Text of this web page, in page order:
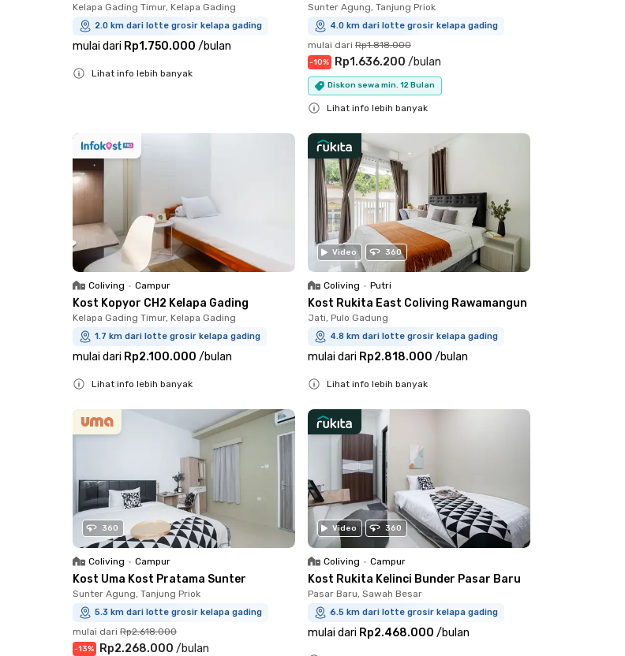
Kelapa Gading Timur, Kelapa Gading
2.0 km dari lotte grosir kelapa gading
mulai dari Rp1.750.000 /bulan
Lihat info lebih banyak
Sunter Agung, Tanjung Priok
4.0 km dari lotte grosir kelapa gading
mulai dari Rp1.818.000
-10% Rp1.636.200 /bulan
Diskon sewa min. 12 Bulan
Lihat info lebih banyak
Coliving • Campur
Kost Kopyor CH2 Kelapa Gading
Kelapa Gading Timur, Kelapa Gading
1.7 km dari lotte grosir kelapa gading
mulai dari Rp2.100.000 /bulan
Lihat info lebih banyak
Video 360
Coliving • Putri
Kost Rukita East Coliving Rawamangun
Jati, Pulo Gadung
4.8 km dari lotte grosir kelapa gading
mulai dari Rp2.818.000 /bulan
Lihat info lebih banyak
360
Coliving • Campur
Kost Uma Kost Pratama Sunter
Sunter Agung, Tanjung Priok
5.3 km dari lotte grosir kelapa gading
mulai dari Rp2.618.000
-13% Rp2.268.000 /bulan
Video 360
Coliving • Campur
Kost Rukita Kelinci Bunder Pasar Baru
Pasar Baru, Sawah Besar
6.5 km dari lotte grosir kelapa gading
mulai dari Rp2.468.000 /bulan